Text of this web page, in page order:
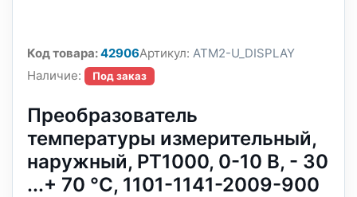
Код товара:42906Артикул: ATM2-U_DISPLAY
Наличие:
Под заказ
Преобразователь
температуры измерительный,
наружный, PT1000, 0-10 В, - 30
...+ 70 °C, 1101-1141-2009-900